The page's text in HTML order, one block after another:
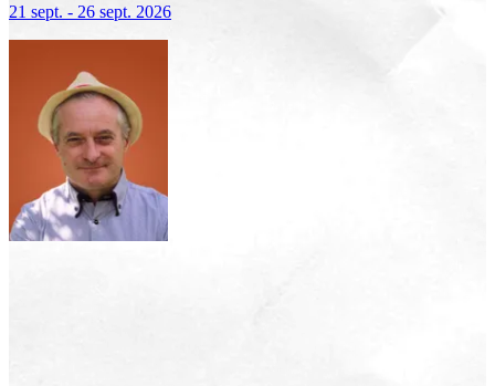
21 sept. - 26 sept. 2026